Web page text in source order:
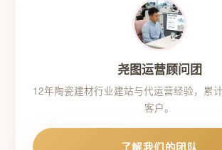
尧图运营顾问团
12年陶瓷建材行业建站与代运营经验，累
客户。
了解我们的团队